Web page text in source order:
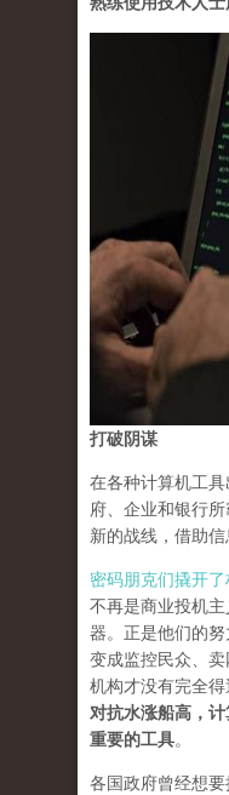
打破阴谋
在各种计算机工
府、企业和银行
新的战线，借助信
密码朋克们撬开
不再是商业投机
器。正是他们的
变成监控民众、
机构才没有完全得
对抗水涨船高，
重要的工具。
各国政府曾经想